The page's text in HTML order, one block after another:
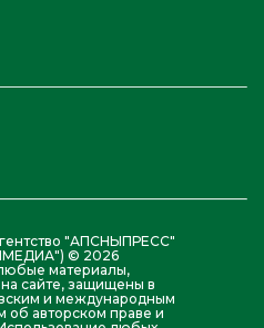
"АПСНЫПРЕСС"
© 2026
материалы,
сайте, защищены в
и международным
об авторском праве и